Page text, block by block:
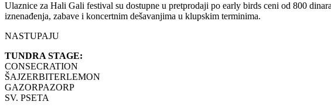
Ulaznice za Hali Gali festival su dostupne u pretprodaji po early birds ceni od 800
iznenađenja, zabave i koncertnim dešavanjima u klupskim terminima.
NASTUPAJU
TUNDRA STAGE:
CONSECRATION
ŠAJZERBITERLEMON
GAZORPAZORP
SV. PSETA